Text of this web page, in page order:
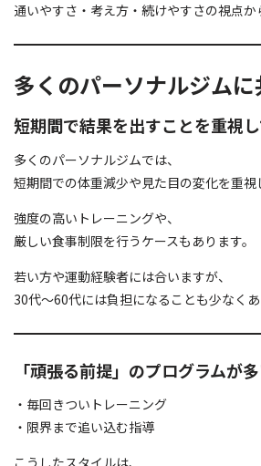
通いやすさ・考え方・続けやすさの視点か
多くのパーソナルジム
短期間で結果を出すことを重視
多くのパーソナルジムでは、
短期間での体重減少や見た目の変化を重視
強度の高いトレーニングや、
厳しい食事制限を行うケースもあります。
若い方や運動経験者には合いますが、
30代〜60代には負担になることも少なくあ
「頑張る前提」のプログラムが
・毎回きついトレーニング
・限界まで追い込む指導